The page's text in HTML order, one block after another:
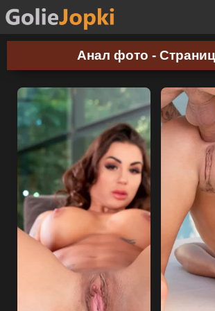
Анал фото -